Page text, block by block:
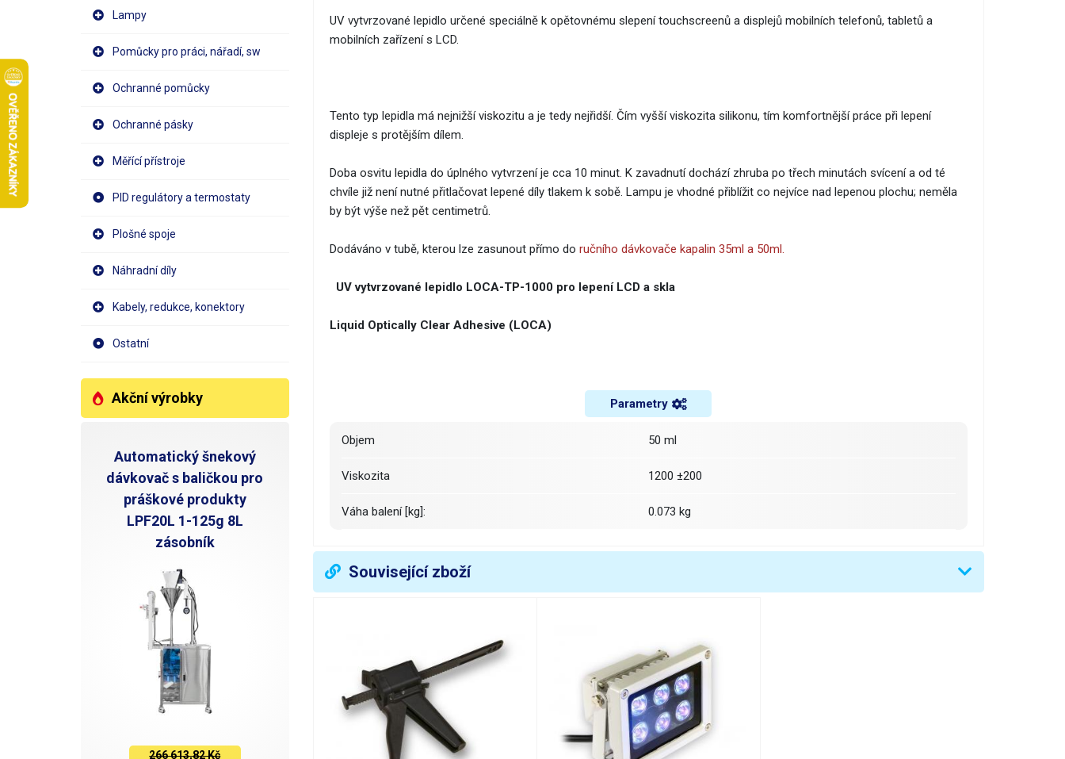
Lampy
Pomůcky pro práci, nářadí, sw
Ochranné pomůcky
Ochranné pásky
Měřící přístroje
PID regulátory a termostaty
Plošné spoje
Náhradní díly
Kabely, redukce, konektory
Ostatní
Akční výrobky
Automatický šnekový
dávkovač s baličkou pro
práškové produkty
LPF20L 1-125g 8L
zásobník
266 613,82 Kč
UV vytvrzované lepidlo určené speciálně k opětovnému slepení touchscreenů a displejů mobilních telefonů, tabletů a
mobilních zařízení s LCD.
Tento typ lepidla má nejnižší viskozitu a je tedy nejřidší. Čím vyšší viskozita silikonu, tím komfortnější práce při lepení
displeje s protějším dílem.
Doba osvitu lepidla do úplného vytvrzení je cca 10 minut. K zavadnutí dochází zhruba po třech minutách svícení a od té
chvíle již není nutné přitlačovat lepené díly tlakem k sobě. Lampu je vhodné přiblížit co nejvíce nad lepenou plochu; neměla
by být výše než pět centimetrů.
Dodáváno v tubě, kterou lze zasunout přímo do ručního dávkovače kapalin 35ml a 50ml.
UV vytvrzované lepidlo LOCA-TP-1000 pro lepení LCD a skla
Liquid Optically Clear Adhesive (LOCA)
Parametry
Objem 50 ml
Viskozita 1200 ±200
Váha balení [kg]: 0.073 kg
Související zboží